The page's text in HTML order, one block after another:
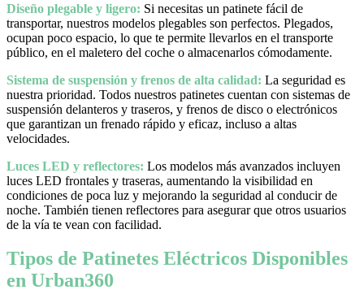
Diseño plegable y ligero: Si necesitas un patinete fácil de
transportar, nuestros modelos plegables son perfectos. Plegados,
ocupan poco espacio, lo que te permite llevarlos en el transporte
público, en el maletero del coche o almacenarlos cómodamente.
Sistema de suspensión y frenos de alta calidad: La seguridad es
nuestra prioridad. Todos nuestros patinetes cuentan con sistemas de
suspensión delanteros y traseros, y frenos de disco o electrónicos
que garantizan un frenado rápido y eficaz, incluso a altas
velocidades.
Luces LED y reflectores: Los modelos más avanzados incluyen
luces LED frontales y traseras, aumentando la visibilidad en
condiciones de poca luz y mejorando la seguridad al conducir de
noche. También tienen reflectores para asegurar que otros usuarios
de la vía te vean con facilidad.
Tipos de Patinetes Eléctricos Disponibles
en Urban360